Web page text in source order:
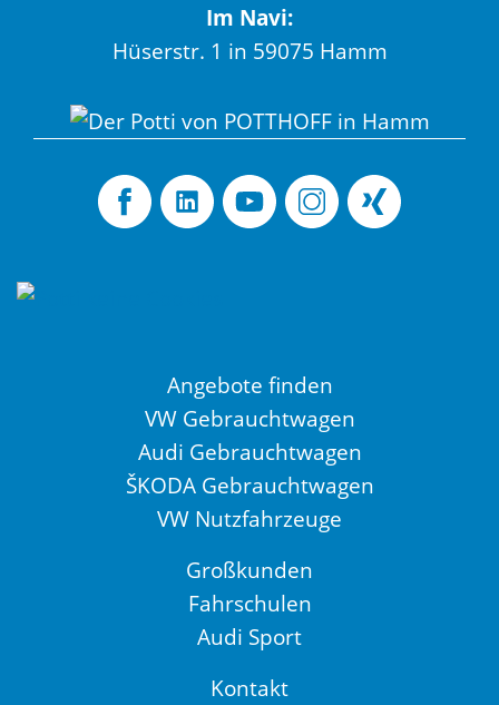
Im Navi:
Hüserstr. 1 in 59075 Hamm
Angebote finden
VW Gebrauchtwagen
Audi Gebrauchtwagen
ŠKODA Gebrauchtwagen
VW Nutzfahrzeuge
Großkunden
Fahrschulen
Audi Sport
Kontakt